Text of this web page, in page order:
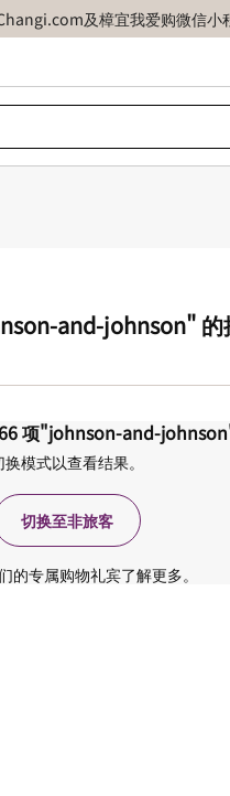
及樟宜我爱购微信小
and-johnson"
项"johnson-and-
换模式以查看结果。
切换至非旅客
的专属购物礼宾了解更多。